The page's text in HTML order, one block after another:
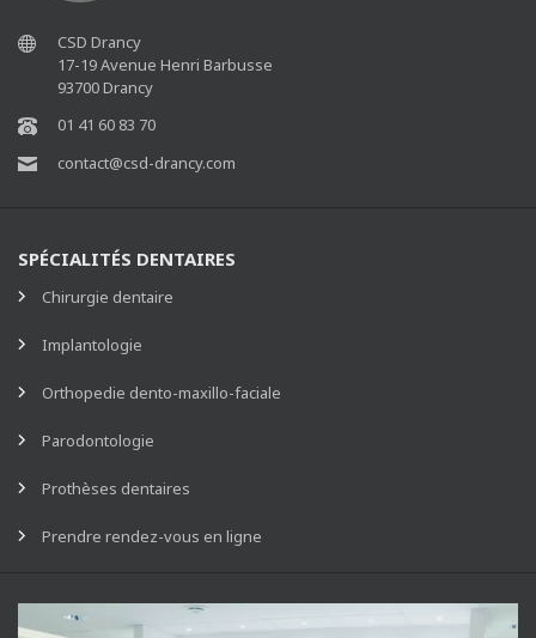
CSD Drancy
17-19 Avenue Henri Barbusse
93700 Drancy
01 41 60 83 70
contact@csd-drancy.com
SPÉCIALITÉS DENTAIRES
Chirurgie dentaire
Implantologie
Orthopedie dento-maxillo-faciale
Parodontologie
Prothèses dentaires
Prendre rendez-vous en ligne